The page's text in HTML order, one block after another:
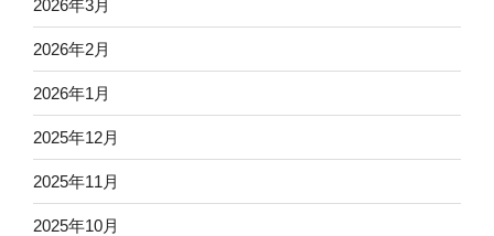
2026年3月
2026年2月
2026年1月
2025年12月
2025年11月
2025年10月